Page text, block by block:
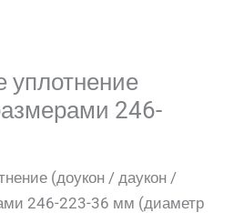
246-
(доукон / даукон /
246-223-36 мм (диаметр